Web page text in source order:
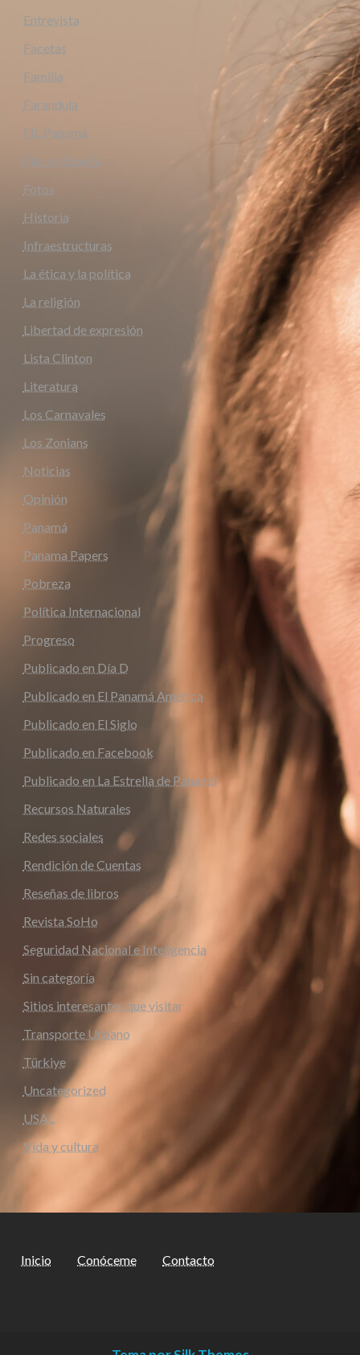
Entrevista
Facetas
Familia
Farandula
FIL Panamá
Flacso España
Fotos
Historia
Infraestructuras
La ética y la política
La religión
Libertad de expresión
Lista Clinton
Literatura
Los Carnavales
Los Zonians
Noticias
Opinión
Panamá
Panama Papers
Pobreza
Política Internacional
Progreso
Publicado en Día D
Publicado en El Panamá América
Publicado en El Siglo
Publicado en Facebook
Publicado en La Estrella de Panamá
Recursos Naturales
Redes sociales
Rendición de Cuentas
Reseñas de libros
Revista SoHo
Seguridad Nacional e Inteligencia
Sin categoría
Sitios interesantes que visitar
Transporte Urbano
Türkiye
Uncategorized
USAL
Vida y cultura
Inicio Conóceme Contacto